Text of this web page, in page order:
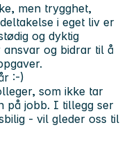
men trygghet,
i eget liv er
og dyktig
og bidrar til å
:-)
som ikke tar
på jobb. I tillegg ser
- vil gleder oss til